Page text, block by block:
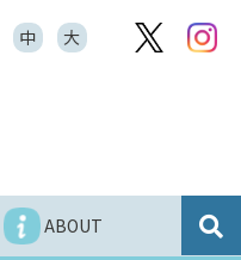
中 大
ABOUT